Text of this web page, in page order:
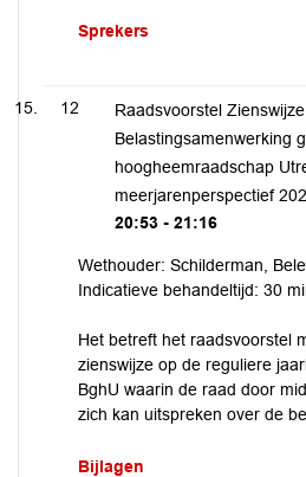
Sprekers
12
Raadsvoorstel
Belastingsamenwerking
hoogheemraadschap
meerjarenperspectief
20:53 - 21:16
Wethouder: Schilderman,
Indicatieve behandeltijd: 30
Het betreft het raadsvoorstel
zienswijze op de reguliere
BghU waarin de raad door
zich kan uitspreken over de
Bijlagen